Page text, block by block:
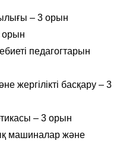
– 3 орын
орын
педагогтарын
жергілікті басқару – 3
– 3 орын
машиналар және